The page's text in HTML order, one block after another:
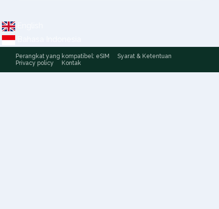
Perangkat yang kompatibel: eSIM
Syarat & Ketentuan
Privacy policy
Kontak